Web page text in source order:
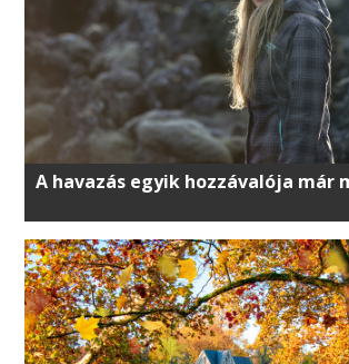
A havazás egyik hozzávalója már